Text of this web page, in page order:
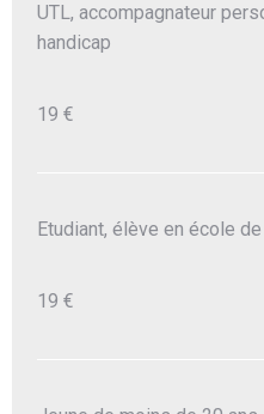
UTL, accompagnateur
handicap
19 €
Etudiant, élève en école
19 €